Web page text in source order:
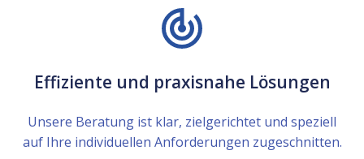
Effiziente und praxisnahe Lösungen
Unsere Beratung ist klar, zielgerichtet und speziell
auf Ihre individuellen Anforderungen zugeschnitten.